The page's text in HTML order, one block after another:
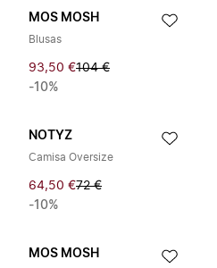
MOS MOSH
Blusas
93,50 €104 €
-10%
NOTYZ
Camisa Oversize
64,50 €72 €
-10%
MOS MOSH